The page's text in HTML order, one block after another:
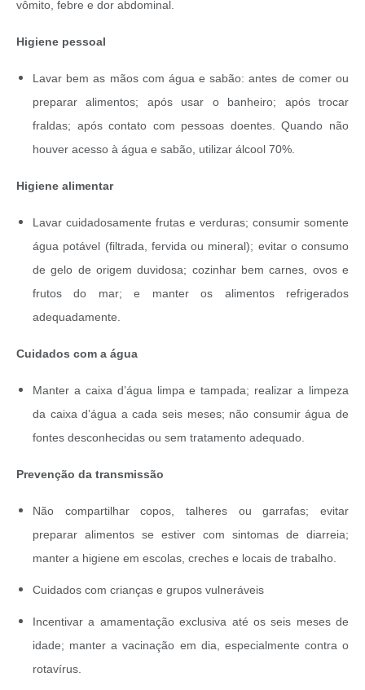
vômito, febre e dor abdominal.
Higiene pessoal
Lavar bem as mãos com água e sabão: antes de comer ou
preparar alimentos; após usar o banheiro; após trocar
fraldas; após contato com pessoas doentes. Quando não
houver acesso à água e sabão, utilizar álcool 70%.
Higiene alimentar
Lavar cuidadosamente frutas e verduras; consumir somente
água potável (filtrada, fervida ou mineral); evitar o consumo
de gelo de origem duvidosa; cozinhar bem carnes, ovos e
frutos do mar; e manter os alimentos refrigerados
adequadamente.
Cuidados com a água
Manter a caixa d’água limpa e tampada; realizar a limpeza
da caixa d’água a cada seis meses; não consumir água de
fontes desconhecidas ou sem tratamento adequado.
Prevenção da transmissão
Não compartilhar copos, talheres ou garrafas; evitar
preparar alimentos se estiver com sintomas de diarreia;
manter a higiene em escolas, creches e locais de trabalho.
Cuidados com crianças e grupos vulneráveis
Incentivar a amamentação exclusiva até os seis meses de
idade; manter a vacinação em dia, especialmente contra o
rotavírus.